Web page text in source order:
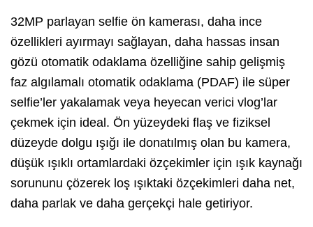
32MP parlayan selfie ön kamerası, daha ince
özellikleri ayırmayı sağlayan, daha hassas insan
gözü otomatik odaklama özelliğine sahip gelişmiş
faz algılamalı otomatik odaklama (PDAF) ile süper
selfie’ler yakalamak veya heyecan verici vlog’lar
çekmek için ideal. Ön yüzeydeki flaş ve fiziksel
düzeyde dolgu ışığı ile donatılmış olan bu kamera,
düşük ışıklı ortamlardaki özçekimler için ışık kaynağı
sorununu çözerek loş ışıktaki özçekimleri daha net,
daha parlak ve daha gerçekçi hale getiriyor.